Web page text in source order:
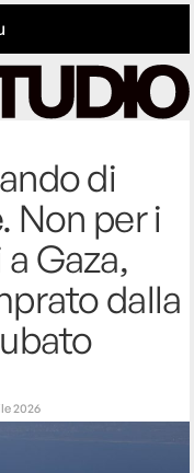
di
Non per i
Gaza,
dalla
2026